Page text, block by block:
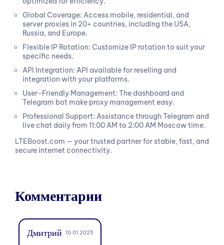
Global Coverage: Access mobile, residential, and
server proxies in 20+ countries, including the USA,
Russia, and Europe.
Flexible IP Rotation: Customize IP rotation to suit your
specific needs.
API Integration: API available for reselling and
integration with your platforms.
User-Friendly Management: The dashboard and
Telegram bot make proxy management easy.
Professional Support: Assistance through Telegram and
live chat daily from 11:00 AM to 2:00 AM Moscow time.
LTEBoost.com — your trusted partner for stable, fast, and
secure internet connectivity.
Комментарии
Дмитрий 10.01.2025